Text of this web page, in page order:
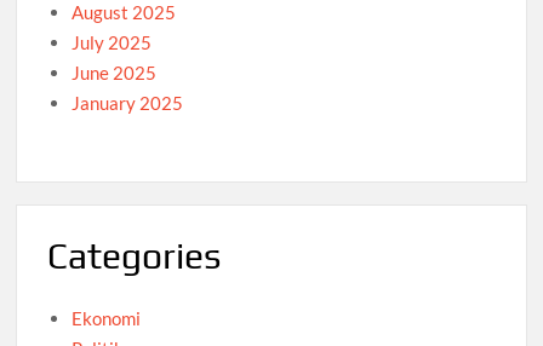
August 2025
July 2025
June 2025
January 2025
Categories
Ekonomi